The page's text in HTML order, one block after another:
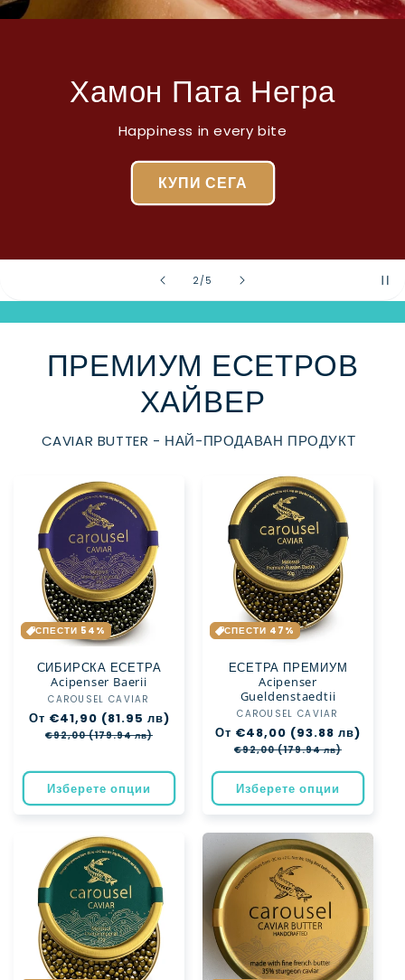
2/от
5
Хамон Пата Негра
Happiness in every bite
КУПИ СЕГА
ПРЕМИУМ ЕСЕТРОВ
ХАЙВЕР
CAVIAR BUTTER - НАЙ-ПРОДАВАН ПРОДУКТ
СПЕСТИ 54%
СИБИРСКА ЕСЕТРА
Acipenser Baerii
Доставчик:
CAROUSEL CAVIAR
Обичайна
цена
От €41,90 (81.95 лв)
разпродажба
€92,00 (179.94 лв)
Изберете опции
СПЕСТИ 47%
ЕСЕТРА ПРЕМИУМ
Acipenser
Gueldenstaedtii
Доставчик:
CAROUSEL CAVIAR
Обичайна
цена
От €48,00 (93.88 лв)
€92,00 (179.94 лв)
Изберете опции